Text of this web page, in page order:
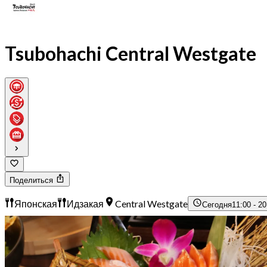
Tsubohachi Central Westgate
Поделиться
Японская Идзакая Central Westgate Сегодня11:00 -